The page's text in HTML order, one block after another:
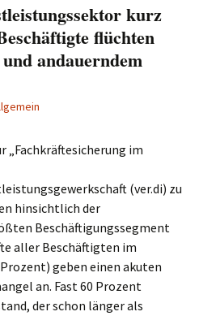
kurz
flüchten
andauerndem
„Fachkräftesicherung im
(ver.di) zu
hinsichtlich der
Beschäftigungssegment
aller Beschäftigten im
geben einen akuten
an. Fast 60 Prozent
der schon länger als